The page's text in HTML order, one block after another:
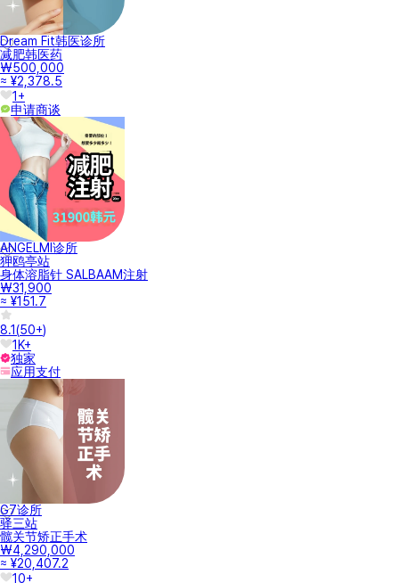
Dream Fit韩医诊所
减肥韩医药
₩500,000
≈ ¥2,378.5
1+
申请商谈
ANGELMI诊所
狎鸥亭站
身体溶脂针 SALBAAM注射
₩31,900
≈ ¥151.7
8.1(50+)
1K+
独家
应用支付
G7诊所
驿三站
髋关节矫正手术
₩4,290,000
≈ ¥20,407.2
10+